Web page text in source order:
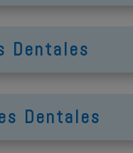
Dentales
Dentales